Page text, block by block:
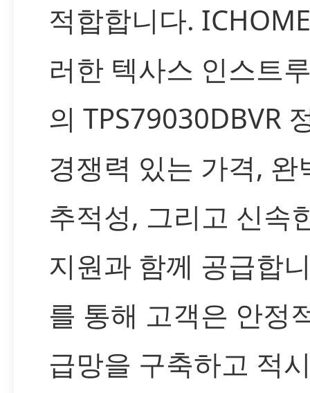
적합합니다.
러한 텍사스 인스트
의 TPS79030DBVR
경쟁력 있는 가격, 완
추적성, 그리고 신속
지원과 함께 공급합
를 통해 고객은 안정
급망을 구축하고 적